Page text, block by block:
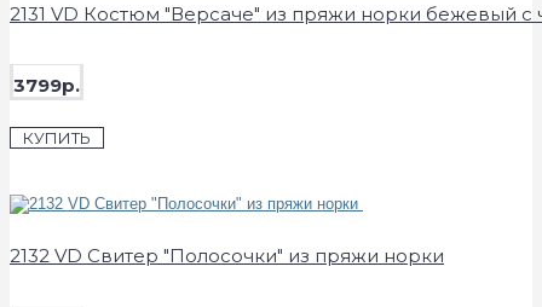
2131 VD Костюм "Версаче" из пряжи норки бежевый
3799р.
КУПИТЬ
2132 VD Свитер "Полосочки" из пряжи норки